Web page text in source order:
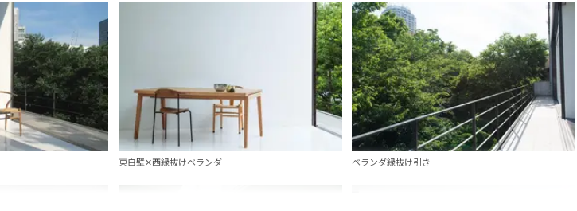
東白壁✕西緑抜けベランダ ベランダ緑抜け引き